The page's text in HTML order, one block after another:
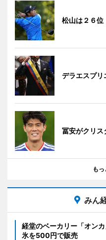
松山は２６
デラエスプリ
冨安がクリス
も
みん
経堂のベーカリー「オン
氷を500円で販売